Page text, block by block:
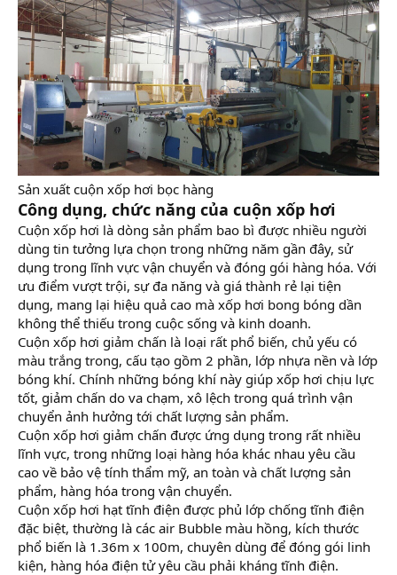
Sản xuất cuộn xốp hơi bọc hàng
Công dụng, chức năng của cuộn xốp hơi
Cuộn xốp hơi là dòng sản phẩm bao bì được nhiều người
dùng tin tưởng lựa chọn trong những năm gần đây, sử
dụng trong lĩnh vực vận chuyển và đóng gói hàng hóa. Với
ưu điểm vượt trội, sự đa năng và giá thành rẻ lại tiện
dụng, mang lại hiệu quả cao mà xốp hơi bong bóng dần
không thể thiếu trong cuộc sống và kinh doanh.
Cuộn xốp hơi giảm chấn là loại rất phổ biến, chủ yếu có
màu trắng trong, cấu tạo gồm 2 phần, lớp nhựa nền và lớp
bóng khí. Chính những bóng khí này giúp xốp hơi chịu lực
tốt, giảm chấn do va chạm, xô lệch trong quá trình vận
chuyển ảnh hưởng tới chất lượng sản phẩm.
Cuộn xốp hơi giảm chấn được ứng dụng trong rất nhiều
lĩnh vực, trong những loại hàng hóa khác nhau yêu cầu
cao về bảo vệ tính thẩm mỹ, an toàn và chất lượng sản
phẩm, hàng hóa trong vận chuyển.
Cuộn xốp hơi hạt tĩnh điện được phủ lớp chống tĩnh điện
đặc biệt, thường là các air Bubble màu hồng, kích thước
phổ biến là 1.36m x 100m, chuyên dùng để đóng gói linh
kiện, hàng hóa điện tử yêu cầu phải kháng tĩnh điện.